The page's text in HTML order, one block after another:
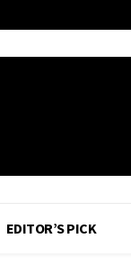
EDITOR’S PICK